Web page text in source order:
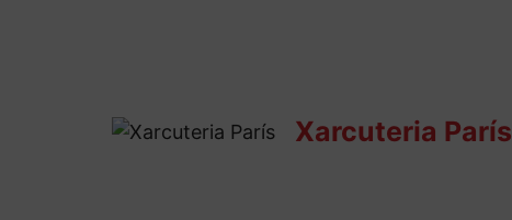
Xarcuteria París